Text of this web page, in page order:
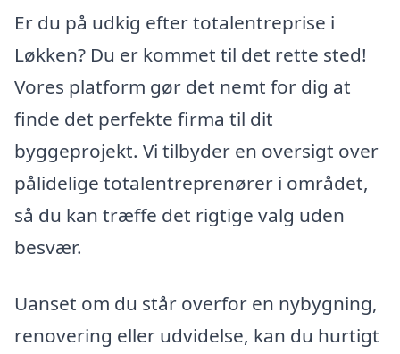
Er du på udkig efter totalentreprise i
Løkken? Du er kommet til det rette sted!
Vores platform gør det nemt for dig at
finde det perfekte firma til dit
byggeprojekt. Vi tilbyder en oversigt over
pålidelige totalentreprenører i området,
så du kan træffe det rigtige valg uden
besvær.
Uanset om du står overfor en nybygning,
renovering eller udvidelse, kan du hurtigt